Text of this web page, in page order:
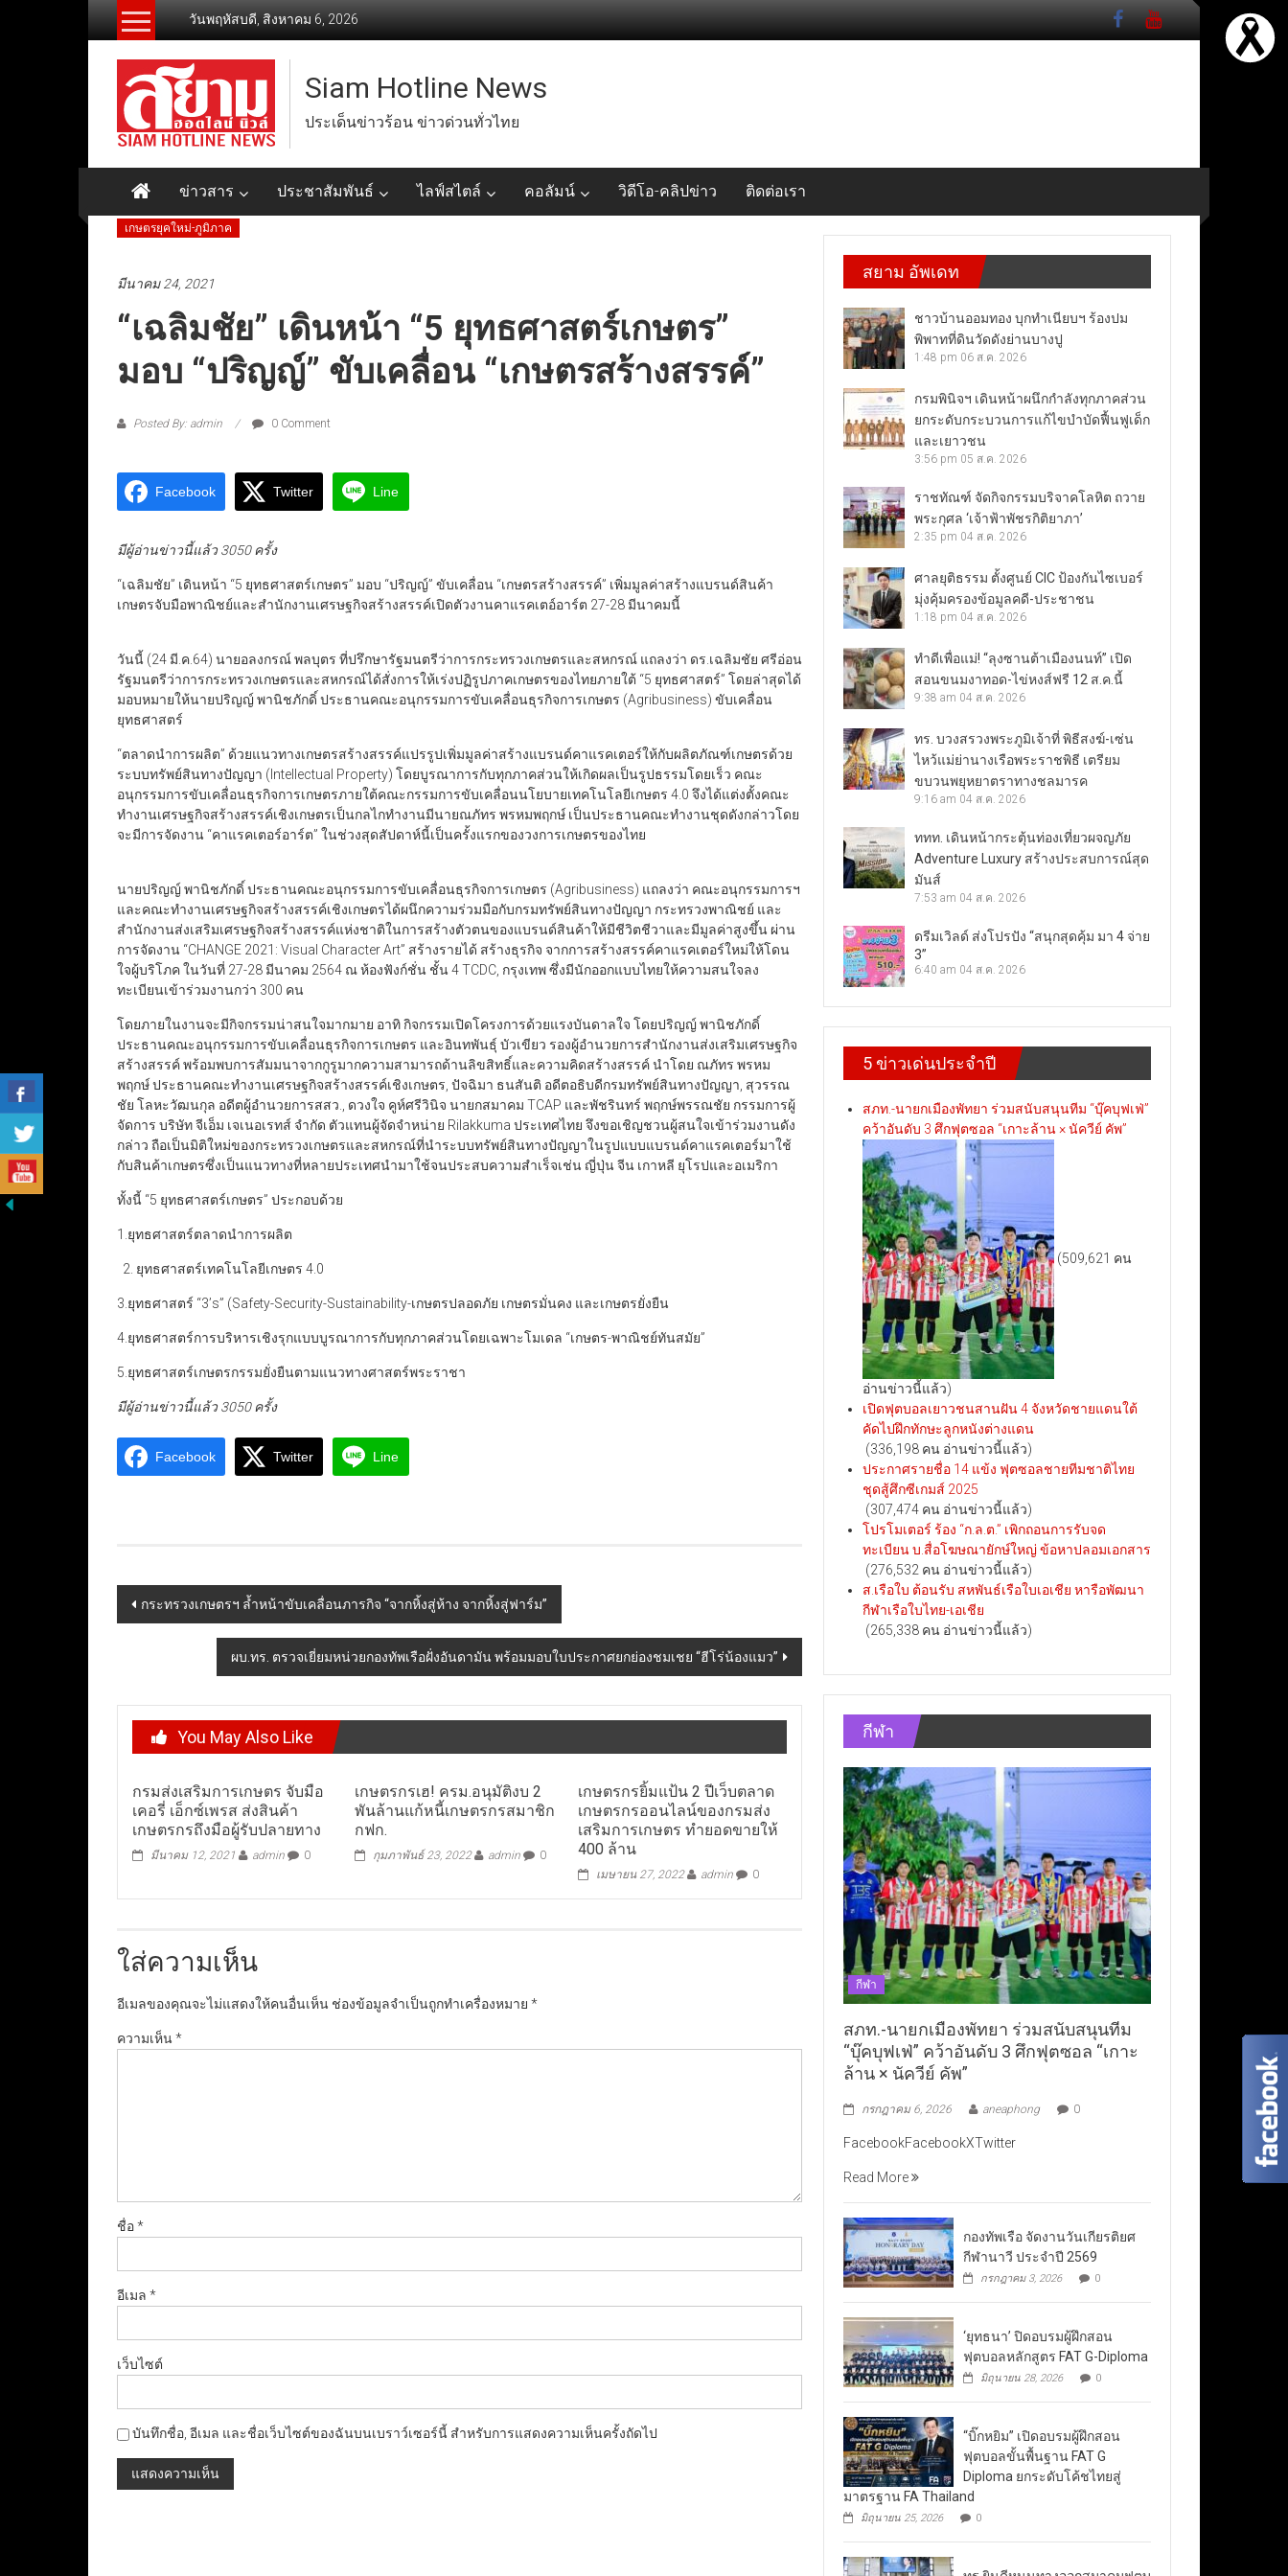
วันพฤหัสบดี, สิงหาคม 6, 2026
Siam Hotline News
ประเด็นข่าวร้อน ข่าวด่วนทั่วไทย
ข่าวสาร ประชาสัมพันธ์ ไลฟ์สไตล์ คอลัมน์ วิดีโอ-คลิปข่าว ติดต่อเรา
เกษตรยุคใหม่-ภูมิภาค
มีนาคม 24, 2021
“เฉลิมชัย” เดินหน้า “5 ยุทธศาสตร์เกษตร”
มอบ “ปริญญ์” ขับเคลื่อน “เกษตรสร้างสรรค์”
Posted By: admin 0 Comment
Facebook Twitter Line
มีผู้อ่านข่าวนี้แล้ว 3050 ครั้ง
“เฉลิมชัย” เดินหน้า “5 ยุทธศาสตร์เกษตร” มอบ “ปริญญ์” ขับเคลื่อน “เกษตรสร้างสรรค์” เพิ่มมูลค่าสร้างแบรนด์สินค้า
เกษตรจับมือพาณิชย์และสำนักงานเศรษฐกิจสร้างสรรค์เปิดตัวงานคาแรคเตอ์อาร์ต 27-28 มีนาคมนี้
วันนี้ (24 มี.ค.64) นายอลงกรณ์ พลบุตร ที่ปรึกษารัฐมนตรีว่าการกระทรวงเกษตรและสหกรณ์ แถลงว่า ดร.เฉลิมชัย ศรีอ่อน
รัฐมนตรีว่าการกระทรวงเกษตรและสหกรณ์ได้สั่งการให้เร่งปฏิรูปภาคเกษตรของไทยภายใต้ “5 ยุทธศาสตร์” โดยล่าสุดได้
มอบหมายให้นายปริญญ์ พานิชภักดิ์ ประธานคณะอนุกรรมการขับเคลื่อนธุรกิจการเกษตร (Agribusiness) ขับเคลื่อน
ยุทธศาสตร์
“ตลาดนำการผลิต” ด้วยแนวทางเกษตรสร้างสรรค์แปรรูปเพิ่มมูลค่าสร้างแบรนด์คาแรคเตอร์ให้กับผลิตภัณฑ์เกษตรด้วย
ระบบทรัพย์สินทางปัญญา (Intellectual Property) โดยบูรณาการกับทุกภาคส่วนให้เกิดผลเป็นรูปธรรมโดยเร็ว คณะ
อนุกรรมการขับเคลื่อนธุรกิจการเกษตรภายใต้คณะกรรมการขับเคลื่อนนโยบายเทคโนโลยีเกษตร 4.0 จึงได้แต่งตั้งคณะ
ทำงานเศรษฐกิจสร้างสรรค์เชิงเกษตรเป็นกลไกทำงานมีนายณภัทร พรหมพฤกษ์ เป็นประธานคณะทำงานชุดดังกล่าวโดย
จะมีการจัดงาน “คาแรคเตอร์อาร์ต” ในช่วงสุดสัปดาห์นี้เป็นครั้งแรกของวงการเกษตรของไทย
นายปริญญ์ พานิชภักดิ์ ประธานคณะอนุกรรมการขับเคลื่อนธุรกิจการเกษตร (Agribusiness) แถลงว่า คณะอนุกรรมการฯ
และคณะทำงานเศรษฐกิจสร้างสรรค์เชิงเกษตรได้ผนึกความร่วมมือกับกรมทรัพย์สินทางปัญญา กระทรวงพาณิชย์ และ
สำนักงานส่งเสริมเศรษฐกิจสร้างสรรค์แห่งชาติในการสร้างตัวตนของแบรนด์สินค้าให้มีชีวิตชีวาและมีมูลค่าสูงขึ้น ผ่าน
การจัดงาน “CHANGE 2021: Visual Character Art” สร้างรายได้ สร้างธุรกิจ จากการสร้างสรรค์คาแรคเตอร์ใหม่ให้โดน
ใจผู้บริโภค ในวันที่ 27-28 มีนาคม 2564 ณ ห้องฟังก์ชั่น ชั้น 4 TCDC, กรุงเทพ ซึ่งมีนักออกแบบไทยให้ความสนใจลง
ทะเบียนเข้าร่วมงานกว่า 300 คน
โดยภายในงานจะมีกิจกรรมน่าสนใจมากมาย อาทิ กิจกรรมเปิดโครงการด้วยแรงบันดาลใจ โดยปริญญ์ พานิชภักดิ์
ประธานคณะอนุกรรมการขับเคลื่อนธุรกิจการเกษตร และอินทพันธุ์ บัวเขียว รองผู้อำนวยการสำนักงานส่งเสริมเศรษฐกิจ
สร้างสรรค์ พร้อมพบการสัมมนาจากกูรูมากความสามารถด้านลิขสิทธิ์และความคิดสร้างสรรค์ นำโดย ณภัทร พรหม
พฤกษ์ ประธานคณะทำงานเศรษฐกิจสร้างสรรค์เชิงเกษตร, ปัจฉิมา ธนสันติ อดีตอธิบดีกรมทรัพย์สินทางปัญญา, สุวรรณ
ชัย โลหะวัฒนกุล อดีตผู้อำนวยการสสว., ดวงใจ คูห์ศรีวินิจ นายกสมาคม TCAP และพัชรินทร์ พฤกษ์พรรณชัย กรรมการผู้
จัดการ บริษัท จีเอ็ม เจเนอเรทส์ จำกัด ตัวแทนผู้จัดจำหน่าย Rilakkuma ประเทศไทย จึงขอเชิญชวนผู้สนใจเข้าร่วมงานดัง
กล่าว ถือเป็นมิติใหม่ของกระทรวงเกษตรและสหกรณ์ที่นำระบบทรัพย์สินทางปัญญาในรูปแบบแบรนด์คาแรคเตอร์มาใช้
กับสินค้าเกษตรซึ่งเป็นแนวทางที่หลายประเทศนำมาใช้จนประสบความสำเร็จเช่น ญี่ปุ่น จีน เกาหลี ยุโรปและอเมริกา
ทั้งนี้ “5 ยุทธศาสตร์เกษตร” ประกอบด้วย
1.ยุทธศาสตร์ตลาดนำการผลิต
ยุทธศาสตร์เทคโนโลยีเกษตร 4.0
3.ยุทธศาสตร์ “3’s” (Safety-Security-Sustainability-เกษตรปลอดภัย เกษตรมั่นคง และเกษตรยั่งยืน
4.ยุทธศาสตร์การบริหารเชิงรุกแบบบูรณาการกับทุกภาคส่วนโดยเฉพาะโมเดล “เกษตร-พาณิชย์ทันสมัย”
5.ยุทธศาสตร์เกษตรกรรมยั่งยืนตามแนวทางศาสตร์พระราชา
มีผู้อ่านข่าวนี้แล้ว 3050 ครั้ง
Facebook Twitter Line
Post
navigation
กระทรวงเกษตรฯ ล้ำหน้าขับเคลื่อนภารกิจ “จากหิ้งสู่ห้าง จากหิ้งสู่ฟาร์ม”
ผบ.ทร. ตรวจเยี่ยมหน่วยกองทัพเรือฝั่งอันดามัน พร้อมมอบใบประกาศยกย่องชมเชย “ฮีโร่น้องแมว”
You May Also Like
กรมส่งเสริมการเกษตร จับมือ
เคอรี่ เอ็กซ์เพรส ส่งสินค้า
เกษตรกรถึงมือผู้รับปลายทาง
มีนาคม 12, 2021 admin 0
เกษตรกรเฮ! ครม.อนุมัติงบ 2
พันล้านแก้หนี้เกษตรกรสมาชิก
กฟก.
กุมภาพันธ์ 23, 2022 admin 0
เกษตรกรยิ้มแป้น 2 ปีเว็บตลาด
เกษตรกรออนไลน์ของกรมส่ง
เสริมการเกษตร ทำยอดขายให้
400 ล้าน
เมษายน 27, 2022 admin 0
ใส่ความเห็น
อีเมลของคุณจะไม่แสดงให้คนอื่นเห็น ช่องข้อมูลจำเป็นถูกทำเครื่องหมาย *
ความเห็น*
ชื่อ*
อีเมล *
เว็บไซต์
บันทึกชื่อ, อีเมล และชื่อเว็บไซต์ของฉันบนเบราว์เซอร์นี้ สำหรับการแสดงความเห็นครั้งถัดไป
สยาม อัพเดท
ชาวบ้านออมทอง บุกทำเนียบฯ ร้องปม
พิพาทที่ดินวัดดังย่านบางปู
1:48 pm 06 ส.ค. 2026
กรมพินิจฯ เดินหน้าผนึกกำลังทุกภาคส่วน
ยกระดับกระบวนการแก้ไขบำบัดฟื้นฟูเด็ก
และเยาวชน
3:56 pm 05 ส.ค. 2026
ราชทัณฑ์ จัดกิจกรรมบริจาคโลหิต ถวาย
พระกุศล ‘เจ้าฟ้าพัชรกิติยาภา’
2:35 pm 04 ส.ค. 2026
ศาลยุติธรรม ตั้งศูนย์ CIC ป้องกันไซเบอร์
มุ่งคุ้มครองข้อมูลคดี-ประชาชน
1:18 pm 04 ส.ค. 2026
ทำดีเพื่อแม่! “ลุงซานต้าเมืองนนท์” เปิด
สอนขนมงาทอด-ไข่หงส์ฟรี 12 ส.ค.นี้
9:38 am 04 ส.ค. 2026
ทร. บวงสรวงพระภูมิเจ้าที่ พิธีสงฆ์-เซ่น
ไหว้แม่ย่านางเรือพระราชพิธี เตรียม
ขบวนพยุหยาตราทางชลมารค
9:16 am 04 ส.ค. 2026
ททท. เดินหน้ากระตุ้นท่องเที่ยวผจญภัย
Adventure Luxury สร้างประสบการณ์สุด
มันส์
7:53 am 04 ส.ค. 2026
ดรีมเวิลด์ ส่งโปรปัง “สนุกสุดคุ้ม มา 4 จ่าย
3”
6:40 am 04 ส.ค. 2026
5 ข่าวเด่นประจำปี
สภท.-นายกเมืองพัทยา ร่วมสนับสนุนทีม “บุ๊คบุฟเฟ่”
คว้าอันดับ 3 ศึกฟุตซอล “เกาะล้าน × นัควีย์ คัพ”
(509,621 คน
อ่านข่าวนี้แล้ว)
เปิดฟุตบอลเยาวชนสานฝัน 4 จังหวัดชายแดนใต้
คัดไปฝึกทักษะลูกหนังต่างแดน
(336,198 คน อ่านข่าวนี้แล้ว)
ประกาศรายชื่อ 14 แข้ง ฟุตซอลชายทีมชาติไทย
ชุดสู้ศึกซีเกมส์ 2025
(307,474 คน อ่านข่าวนี้แล้ว)
โปรโมเตอร์ ร้อง “ก.ล.ต.” เพิกถอนการรับจด
ทะเบียน บ.สื่อโฆษณายักษ์ใหญ่ ข้อหาปลอมเอกสาร
(276,532 คน อ่านข่าวนี้แล้ว)
ส.เรือใบ ต้อนรับ สหพันธ์เรือใบเอเชีย หารือพัฒนา
กีฬาเรือใบไทย-เอเชีย
(265,338 คน อ่านข่าวนี้แล้ว)
กีฬา
กีฬา
สภท.-นายกเมืองพัทยา ร่วมสนับสนุนทีม
“บุ๊คบุฟเฟ่” คว้าอันดับ 3 ศึกฟุตซอล “เกาะ
ล้าน × นัควีย์ คัพ”
กรกฎาคม 6, 2026 aneaphong 0
FacebookFacebookXTwitter
Read More
กองทัพเรือ จัดงานวันเกียรติยศ
กีฬานาวี ประจำปี 2569
กรกฎาคม 3, 2026 0
‘ยุทธนา’ ปิดอบรมผู้ฝึกสอน
ฟุตบอลหลักสูตร FAT G-Diploma
มิถุนายน 28, 2026 0
“บิ๊กหยิม” เปิดอบรมผู้ฝึกสอน
ฟุตบอลขั้นพื้นฐาน FAT G
Diploma ยกระดับโค้ชไทยสู่
มาตรฐาน FA Thailand
มิถุนายน 25, 2026 0